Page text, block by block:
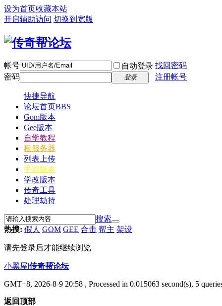
设为首页收藏本站
开启辅助访问 切换到宽版
帐号 自动登录 找回密码
密码
登录 注册帐号
快捷导航
论坛首页BBS
Gom版本
Gee版本
自学教程
租服务器
列表上传
手游版本
学改版本
传奇工具
处理劫持
搜索
热搜: 假人 GOM GEE 合击 帮主 架设
请先登录后才能继续浏览
小黑屋|传奇帮论坛
GMT+8, 2026-8-9 20:58 , Processed in 0.015063 second(s), 5
返回顶部